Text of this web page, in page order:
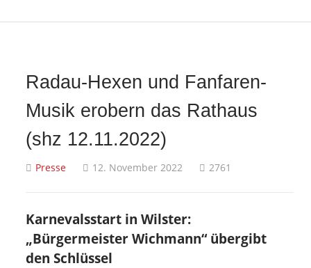
Radau-Hexen und Fanfaren-
Musik erobern das Rathaus
(shz 12.11.2022)
Presse 12. November 2022 2761
Karnevalsstart in Wilster:
„Bürgermeister Wichmann“ übergibt
den Schlüssel